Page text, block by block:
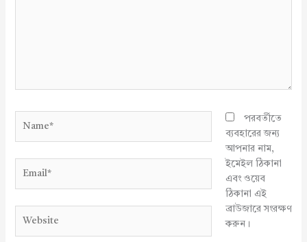
পরবর্তীতে
ব্যবহারের জন্য
আপনার নাম,
ইমেইল ঠিকানা
এবং ওয়েব
ঠিকানা এই
ব্রাউজারে সংরক্ষণ
করুন।